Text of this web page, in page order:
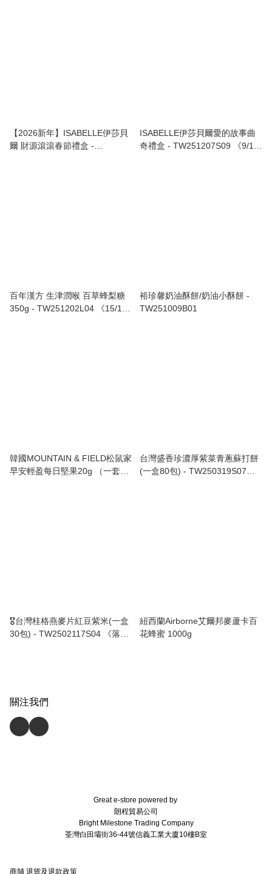
【2026新年】ISABELLE伊莎貝
爾 財源滾滾春節禮盒 -
ISABELLE伊莎貝爾愛的故事曲
奇禮盒 - TW251207S09 《9/12
百年漢方 生津潤喉 百草蜂梨糖
350g - TW251202L04 《15/12
裕珍馨奶油酥餅/奶油小酥餅 -
TW251009B01
韓國MOUNTAIN & FIELD松鼠家
早安輕盈每日堅果20g （一套10
台灣盛香珍濃厚紫菜青蔥蘇打餅
(一盒80包) - TW250319S07
🎖台灣桂格燕麥片紅豆紫米(一盒
30包) - TW2502117S04 《落單
紐西蘭Airborne艾爾邦麥蘆卡百
花蜂蜜 1000g
關注我們
Great e-store powered by
朗程貿易公司
Bright Milestone Trading Company
荃灣白田壩街36-44號信義工業大廈10樓B室
商舖 退貨及退款政策